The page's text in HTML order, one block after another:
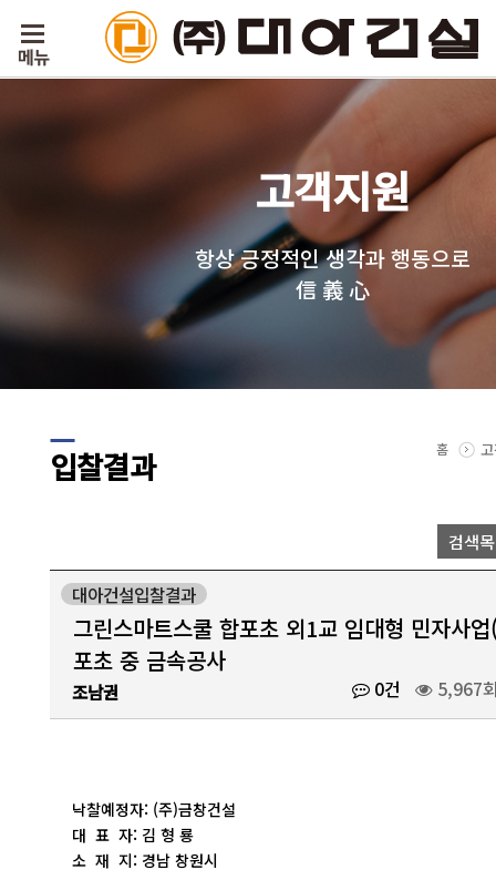
고객지원
항상 긍정적인 생각과 행동으로
信 義 心
입찰결과 홈
검색
대아건설입찰결과
그린스마트스쿨 합포초 외1교 임대형 민자사
포초 중 금속공사
조남권 0건 5,967
낙찰예정자: (주)금창건설
대 표 자: 김 형 룡
소 재 지: 경남 창원시